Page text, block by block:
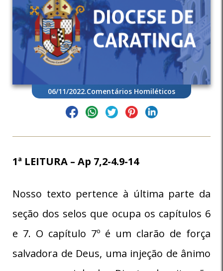
06/11/2022.Comentários Homiléticos
1ª LEITURA – Ap 7,2-4.9-14
Nosso texto pertence à última parte da
seção dos selos que ocupa os capítulos 6
e 7. O capítulo 7º é um clarão de força
salvadora de Deus, uma injeção de ânimo